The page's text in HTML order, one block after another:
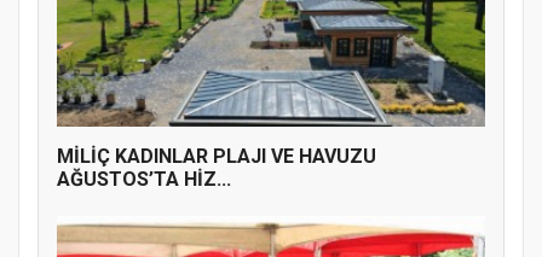
MİLİÇ KADINLAR PLAJI VE HAVUZU
AĞUSTOS’TA HİZ...